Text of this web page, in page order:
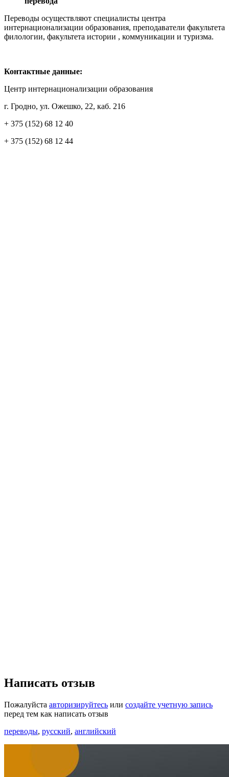
Переводы осуществляют специалисты центра
интернационализации образования, преподаватели факультета
филологии, факультета истории , коммуникации и туризма.
Контактные данные:
Центр интернационализации образования
г. Гродно, ул. Ожешко, 22, каб. 216
+ 375 (152) 68 12 40
+ 375 (152) 68 12 44
Написать отзыв
Пожалуйста авторизируйтесь или создайте учетную запись
перед тем как написать отзыв
переводы, русский, английский